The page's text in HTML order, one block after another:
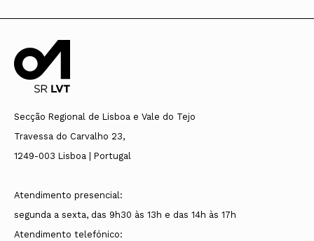
Secção Regional de Lisboa e Vale do Tejo
Travessa do Carvalho 23,
1249-003 Lisboa | Portugal
Atendimento presencial:
segunda a sexta, das 9h30 às 13h e das 14h às 17h
Atendimento telefónico: